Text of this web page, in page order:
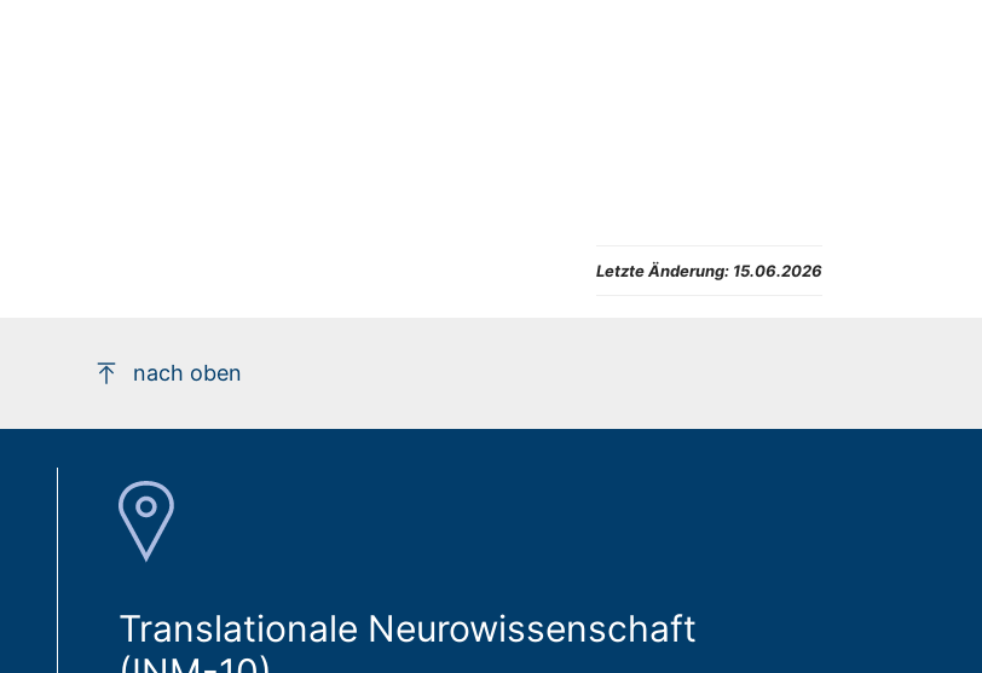
Letzte Änderung: 15.06.2026
nach oben
Translationale Neurowissenschaft